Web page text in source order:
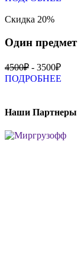
Скидка 20%
Один предмет
4500₽ - 3500₽
ПОДРОБНЕЕ
Наши Партнеры